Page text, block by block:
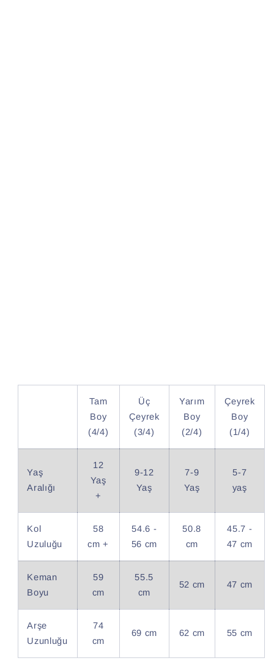
Tam
Boy
(4/4)
Üç
Çeyrek
(3/4)
Yarım
Boy
(2/4)
Çeyrek
Boy
(1/4)
Yaş
Aralığı
12
Yaş
+
9-12
Yaş
7-9
Yaş
5-7
yaş
Kol
Uzuluğu
58
cm +
54.6 -
56 cm
50.8
cm
45.7 -
47 cm
Keman
Boyu
59
cm
55.5
cm
52 cm 47 cm
Arşe
Uzunluğu
74
cm
69 cm 62 cm 55 cm